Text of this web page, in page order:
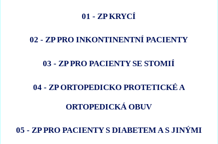
01 - ZP KRYCÍ
02 - ZP PRO INKONTINENTNÍ PACIENTY
03 - ZP PRO PACIENTY SE STOMIÍ
04 - ZP ORTOPEDICKO PROTETICKÉ A
ORTOPEDICKÁ OBUV
05 - ZP PRO PACIENTY S DIABETEM A S JINÝMI